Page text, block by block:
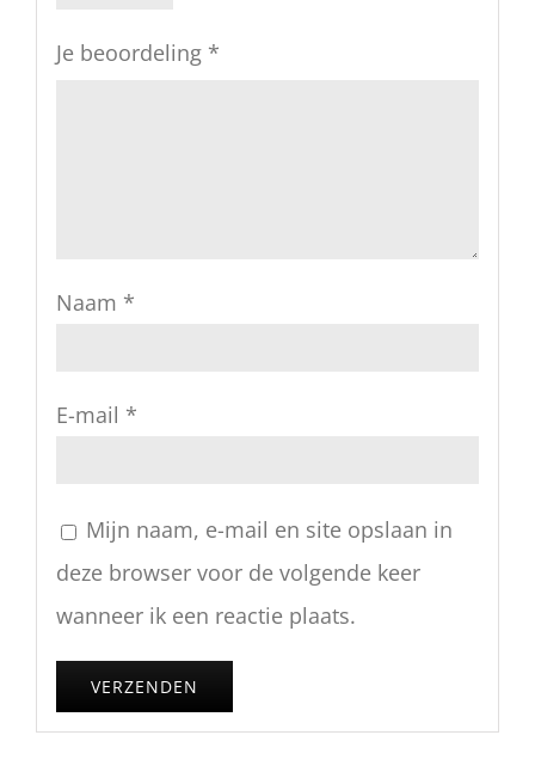
Je beoordeling *
Naam *
E-mail *
Mijn naam, e-mail en site opslaan in
deze browser voor de volgende keer
wanneer ik een reactie plaats.